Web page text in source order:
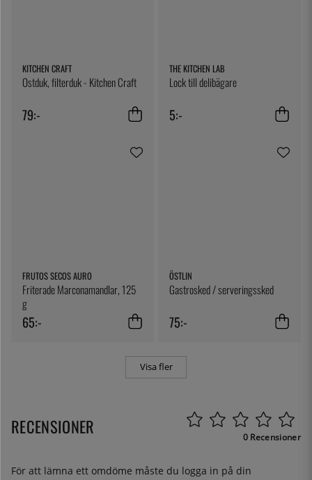
KITCHEN CRAFT
Ostduk, filterduk - Kitchen Craft
79:-
THE KITCHEN LAB
Lock till delibägare
5:-
FRUTOS SECOS AURO
Friterade Marconamandlar, 125
g
65:-
ÖSTLIN
Gastrosked / serveringssked
75:-
Visa fler
RECENSIONER 0 Recensioner
För att lämna ett omdöme måste du logga in på din